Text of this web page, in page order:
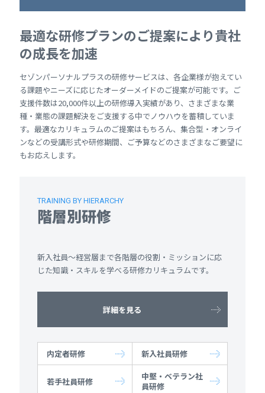
最適な研修プランのご提案により貴社
の成長を加速
セゾンパーソナルプラスの研修サービスは、各企業様が抱えてい
る課題やニーズに応じたオーダーメイドのご提案が可能です。ご
支援件数は20,000件以上の研修導入実績があり、さまざまな業
種・業態の課題解決をご支援する中でノウハウを蓄積していま
す。最適なカリキュラムのご提案はもちろん、集合型・オンライ
ンなどの受講形式や研修期間、ご予算などのさまざまなご要望に
もお応えします。
TRAINING BY HIERARCHY
階層別研修
新入社員～経営層まで各階層の役割・ミッションに応
じた知識・スキルを学べる研修カリキュラムです。
詳細を見る
内定者研修 新入社員研修
若手社員研修
中堅・ベテラン社
員研修